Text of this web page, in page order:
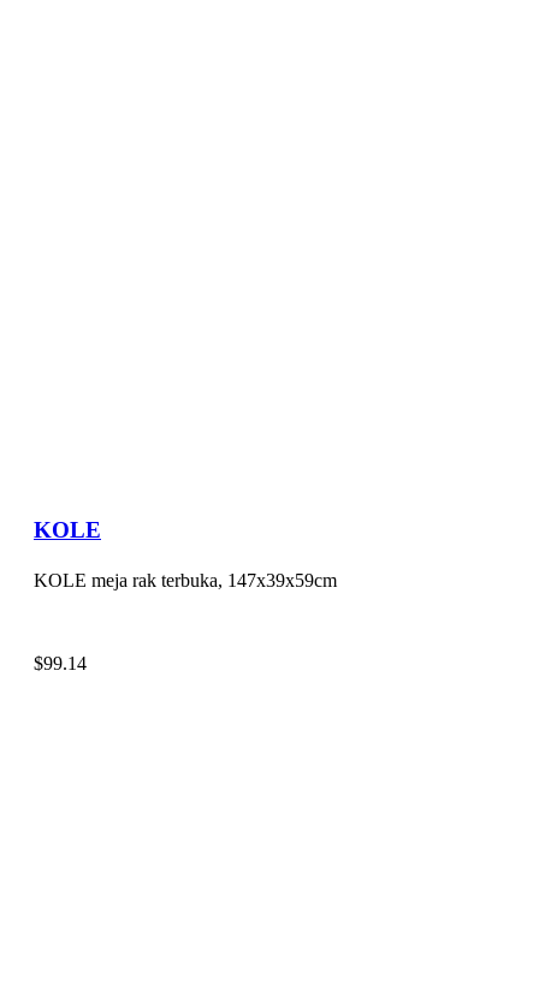
KOLE
KOLE meja rak terbuka, 147x39x59cm
$99.14